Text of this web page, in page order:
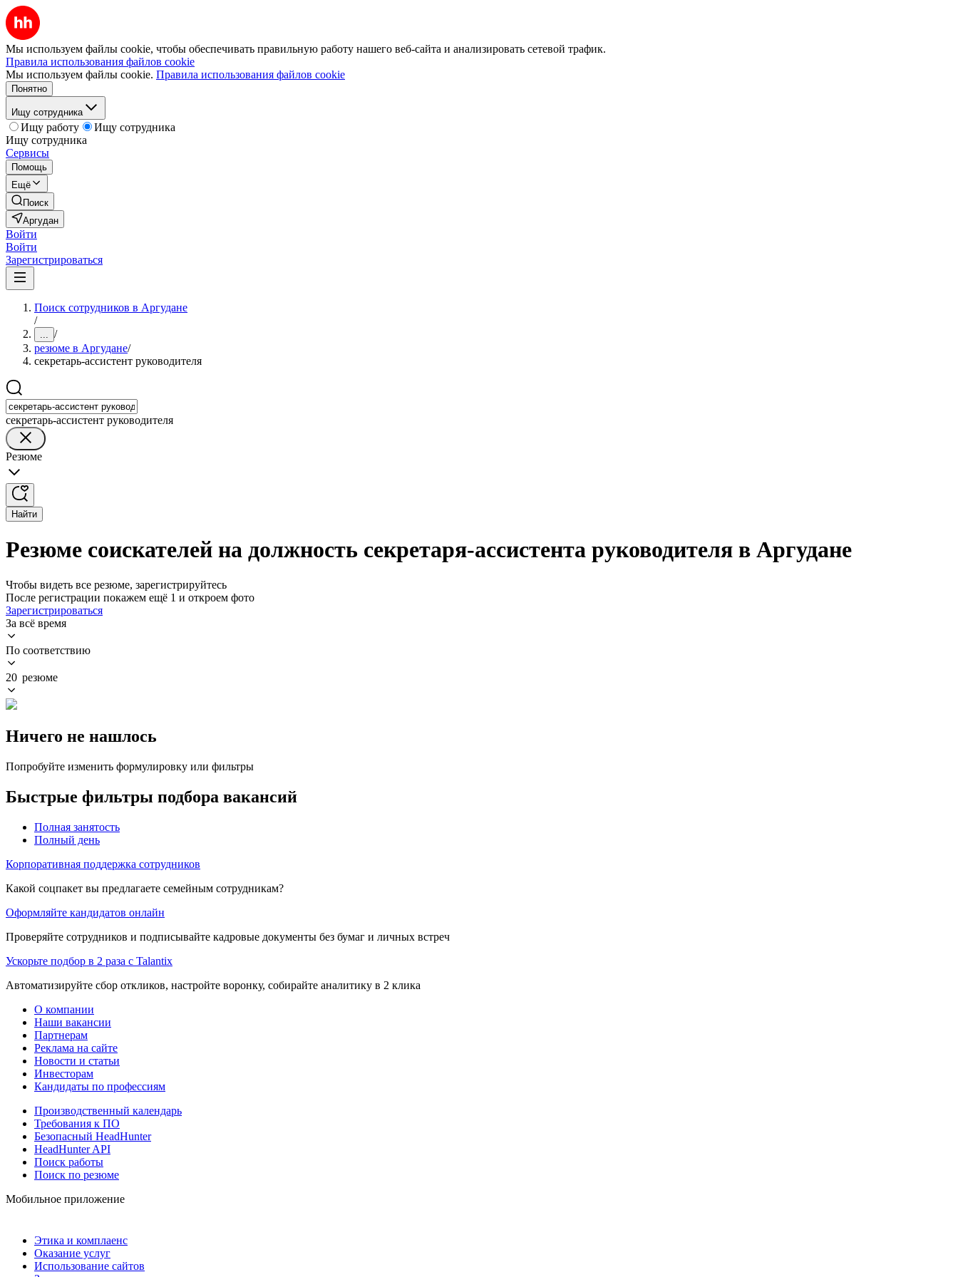
Мы используем файлы cookie, чтобы обеспечивать правильную работу нашего веб-сайта и анализировать сетевой трафик.
Правила использования файлов cookie
Мы используем файлы cookie. Правила использования файлов cookie
Понятно
Ищу сотрудника
Ищу работу
Ищу сотрудника
Ищу сотрудника
Сервисы
Помощь
Ещё
Поиск
Аргудан
Войти
Войти
Зарегистрироваться
Поиск сотрудников в Аргудане
/
... /
резюме в Аргудане/
секретарь-ассистент руководителя
секретарь-ассистент руководителя
Резюме
Найти
Резюме соискателей на должность секретаря-ассистента руководителя в Аргудане
Чтобы видеть все резюме, зарегистрируйтесь
После регистрации покажем ещё 1 и откроем фото
Зарегистрироваться
За всё время
По соответствию
20 резюме
Ничего не нашлось
Попробуйте изменить формулировку или фильтры
Быстрые фильтры подбора вакансий
Полная занятость
Полный день
Корпоративная поддержка сотрудников
Какой соцпакет вы предлагаете семейным сотрудникам?
Оформляйте кандидатов онлайн
Проверяйте сотрудников и подписывайте кадровые документы без бумаг и личных встреч
Ускорьте подбор в 2 раза с Talantix
Автоматизируйте сбор откликов, настройте воронку, собирайте аналитику в 2 клика
О компании
Наши вакансии
Партнерам
Реклама на сайте
Новости и статьи
Инвесторам
Кандидаты по профессиям
Производственный календарь
Требования к ПО
Безопасный HeadHunter
HeadHunter API
Поиск работы
Поиск по резюме
Мобильное приложение
Этика и комплаенс
Оказание услуг
Использование сайтов